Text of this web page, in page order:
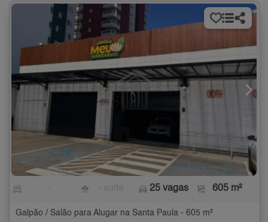
25 vagas 605 m²
Galpão / Salão para Alugar na Santa Paula - 605 m²